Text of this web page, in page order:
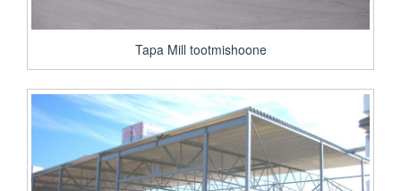
Tapa Mill tootmishoone